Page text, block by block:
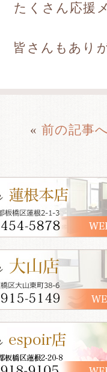
たくさん応援
皆さんもあり
« 前の記事